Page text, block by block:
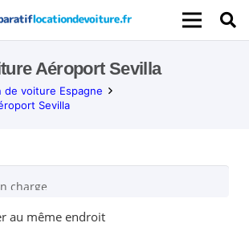
Aéroport Sevilla
de voiture Espagne
Sevilla
charge
au même endroit